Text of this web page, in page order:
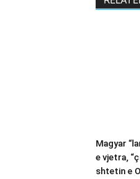
Magyar
e vjetra,
shtetin e